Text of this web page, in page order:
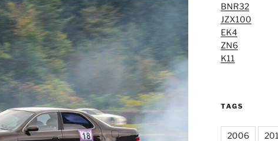
BNR32
JZX100
EK4
ZN6
K11
TAGS
2006